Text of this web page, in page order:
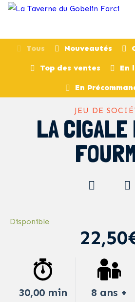
Tous Nouveautés
Top des ventes En
En
JEU DE
LA CIGALE
Disponible
30,00 min 8 ans +